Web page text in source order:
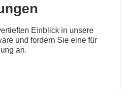
Einblick in unsere
und fordern Sie eine für
an.